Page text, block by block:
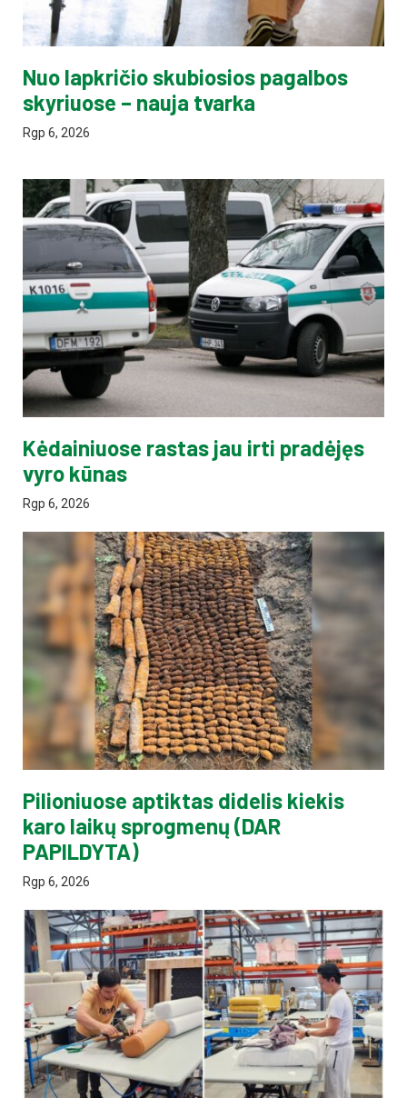
Nuo lapkričio skubiosios pagalbos
skyriuose – nauja tvarka
Rgp 6, 2026
Kėdainiuose rastas jau irti pradėjęs
vyro kūnas
Rgp 6, 2026
Pilioniuose aptiktas didelis kiekis
karo laikų sprogmenų (DAR
PAPILDYTA)
Rgp 6, 2026